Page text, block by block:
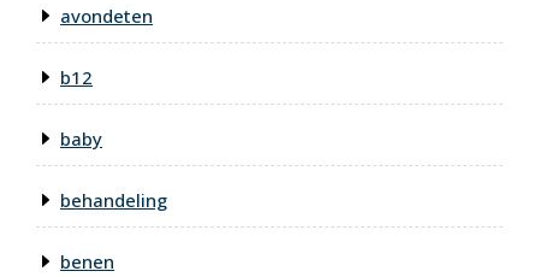
avondeten
b12
baby
behandeling
benen